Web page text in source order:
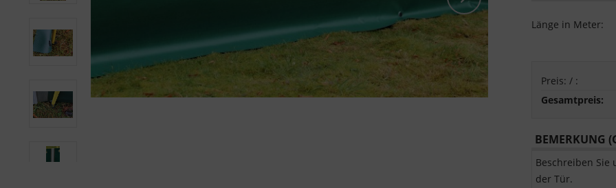
Länge in Meter:
Preis: / :
Gesamtpreis:
BEMERKUNG
Beschreiben Sie
der Tür.